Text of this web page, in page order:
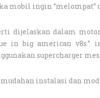
mobil ingin “melompat”
dijelaskan dalam
in big american v8s.”
supercharger
instalasi dan